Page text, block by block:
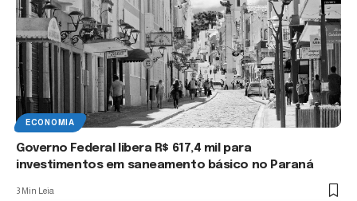
ECONOMIA
Governo Federal libera R$ 617,4 mil para
investimentos em saneamento básico no Paraná
3 Min Leia